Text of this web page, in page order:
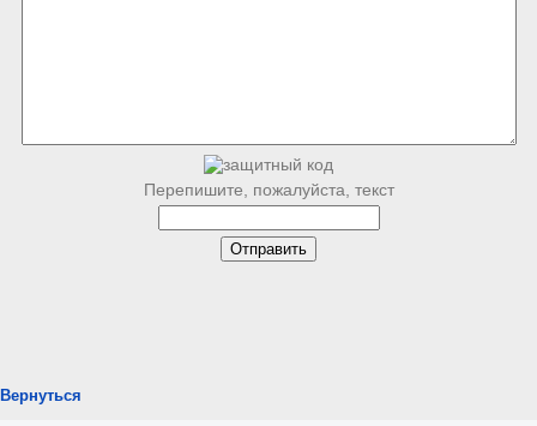
Перепишите, пожалуйста, текст
Вернуться